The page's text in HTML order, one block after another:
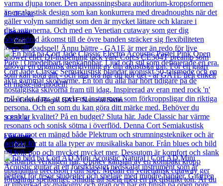
19 061kr
Läs mer
Cort
Cort Grand Regal GA1E Natural Satin
3 832kr
Läs mer
Cort